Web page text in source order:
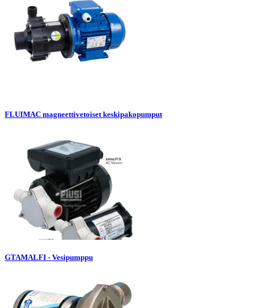
FLUIMAC magneettivetoiset keskipakopumput
GTAMALFI - Vesipumppu